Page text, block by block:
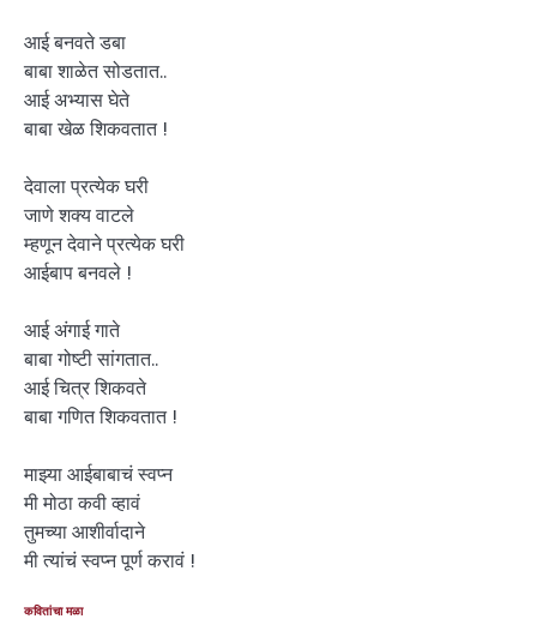
आई बनवते डबा
बाबा शाळेत सोडतात..
आई अभ्यास घेते
बाबा खेळ शिकवतात !
देवाला प्रत्येक घरी
जाणे शक्य वाटले
म्हणून देवाने प्रत्येक घरी
आईबाप बनवले !
आई अंगाई गाते
बाबा गोष्टी सांगतात..
आई चित्र शिकवते
बाबा गणित शिकवतात !
माझ्या आईबाबाचं स्वप्न
मी मोठा कवी व्हावं
तुमच्या आशीर्वादाने
मी त्यांचं स्वप्न पूर्ण करावं !
कवितांचा मळा